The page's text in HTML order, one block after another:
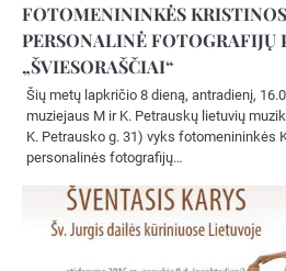
FOTOMENININKĖS
PERSONALINĖ FOTOGRAFIJŲ
„ŠVIESORAŠČIAI“
Šių metų lapkričio 8 dieną, antradienį,
muziejaus M ir K. Petrauskų lietuvių
K. Petrausko g. 31) vyks fotomenininkės
personalinės fotografijų…